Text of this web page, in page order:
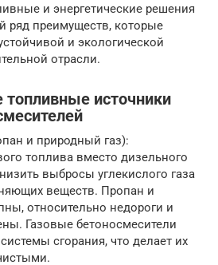
и энергетические решения
ряд преимуществ, которые
и экологической
отрасли.
топливные источники
и природный газ):
топлива вместо дизельного
выбросы углекислого газа
веществ. Пропан и
относительно недороги и
Газовые бетоносмесители
сгорания, что делает их